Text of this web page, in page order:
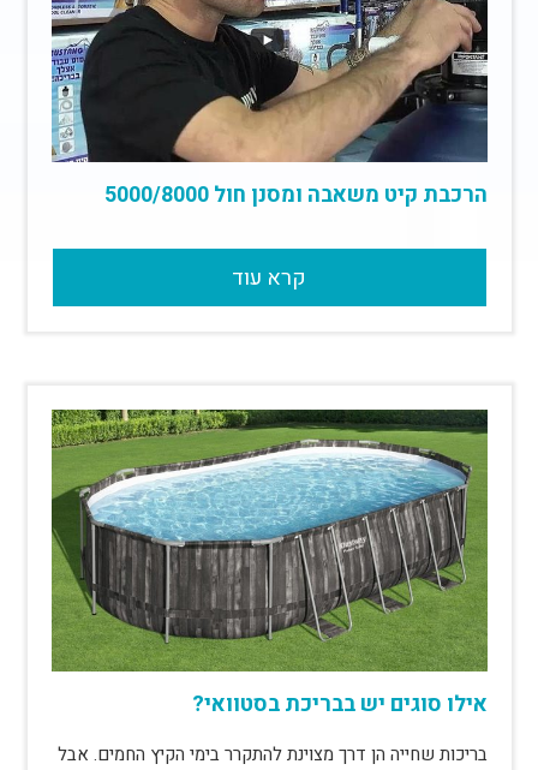
הרכבת קיט משאבה ומסנן חול 5000/8000
קרא עוד
אילו סוגים יש בבריכת בסטוואי?
בריכות שחייה הן דרך מצוינת להתקרר בימי הקיץ החמים. אבל